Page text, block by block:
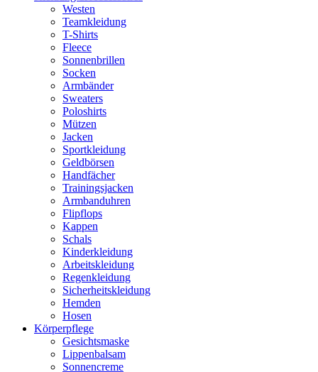
Westen
Teamkleidung
T-Shirts
Fleece
Sonnenbrillen
Socken
Armbänder
Sweaters
Poloshirts
Mützen
Jacken
Sportkleidung
Geldbörsen
Handfächer
Trainingsjacken
Armbanduhren
Flipflops
Kappen
Schals
Kinderkleidung
Arbeitskleidung
Regenkleidung
Sicherheitskleidung
Hemden
Hosen
Körperpflege
Gesichtsmaske
Lippenbalsam
Sonnencreme